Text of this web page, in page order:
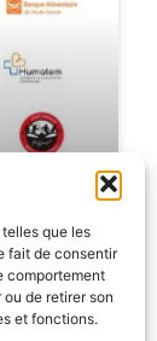
que les
fait de consentir
comportement
de retirer son
et fonctions.
2026